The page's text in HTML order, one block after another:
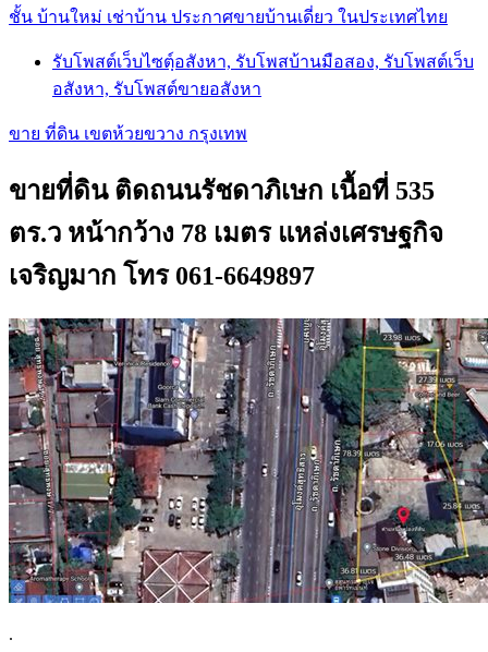
ชั้น บ้านใหม่ เช่าบ้าน ประกาศขายบ้านเดี่ยว ในประเทศไทย
รับโพสต์เว็บไซตฺ์อสังหา, รับโพสบ้านมือสอง, รับโพสต์เว็บ
อสังหา, รับโพสต์ขายอสังหา
ขาย ที่ดิน เขตห้วยขวาง กรุงเทพ
ขายที่ดิน ติดถนนรัชดาภิเษก เนื้อที่ 535
ตร.ว หน้ากว้าง 78 เมตร แหล่งเศรษฐกิจ
เจริญมาก โทร 061-6649897
.